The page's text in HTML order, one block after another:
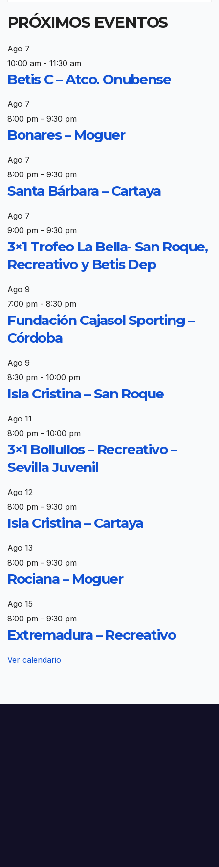
PRÓXIMOS EVENTOS
Ago 7
10:00 am - 11:30 am
Betis C – Atco. Onubense
Ago 7
8:00 pm - 9:30 pm
Bonares – Moguer
Ago 7
8:00 pm - 9:30 pm
Santa Bárbara – Cartaya
Ago 7
9:00 pm - 9:30 pm
3×1 Trofeo La Bella- San Roque,
Recreativo y Betis Dep
Ago 9
7:00 pm - 8:30 pm
Fundación Cajasol Sporting –
Córdoba
Ago 9
8:30 pm - 10:00 pm
Isla Cristina – San Roque
Ago 11
8:00 pm - 10:00 pm
3×1 Bollullos – Recreativo –
Sevilla Juvenil
Ago 12
8:00 pm - 9:30 pm
Isla Cristina – Cartaya
Ago 13
8:00 pm - 9:30 pm
Rociana – Moguer
Ago 15
8:00 pm - 9:30 pm
Extremadura – Recreativo
Ver calendario